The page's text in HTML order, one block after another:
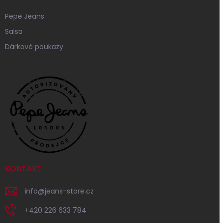
Pepe Jeans
Salsa
Dárkové poukazy
KONTAKT
info@jeans-store.cz
+420 226 633 784